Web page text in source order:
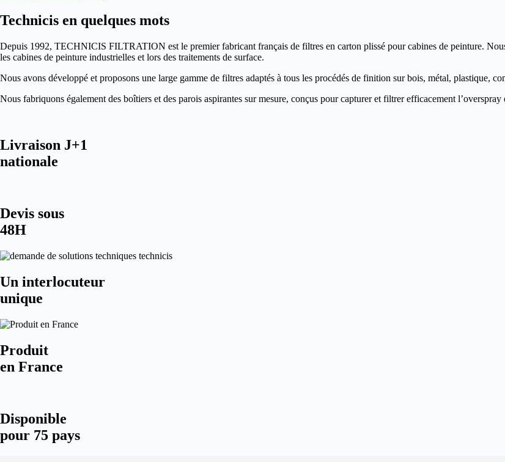
Technicis en quelques mots
Depuis 1992, TECHNICIS FILTRATION est le premier fabricant français de filtres en carton plissé pour cabines de peinture.
les cabines de peinture industrielles et lors des traitements de surface.
Nous avons développé et proposons une large gamme de filtres adaptés à tous les procédés de finition sur bois, métal, plastique,
Nous fabriquons également des boîtiers et des parois aspirantes sur mesure, conçus pour capturer et filtrer efficacement
Livraison J+1
nationale
Devis sous
48H
Un interlocuteur
unique
Produit
en France
Disponible
pour 75 pays